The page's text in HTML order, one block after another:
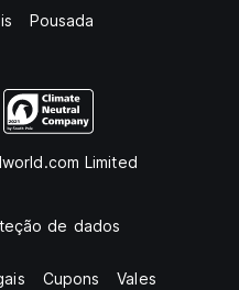
Pousada
Limited
de dados
Cupons Vales